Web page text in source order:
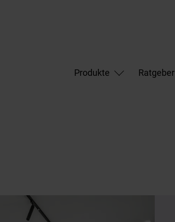
Produkte
Ratgeber